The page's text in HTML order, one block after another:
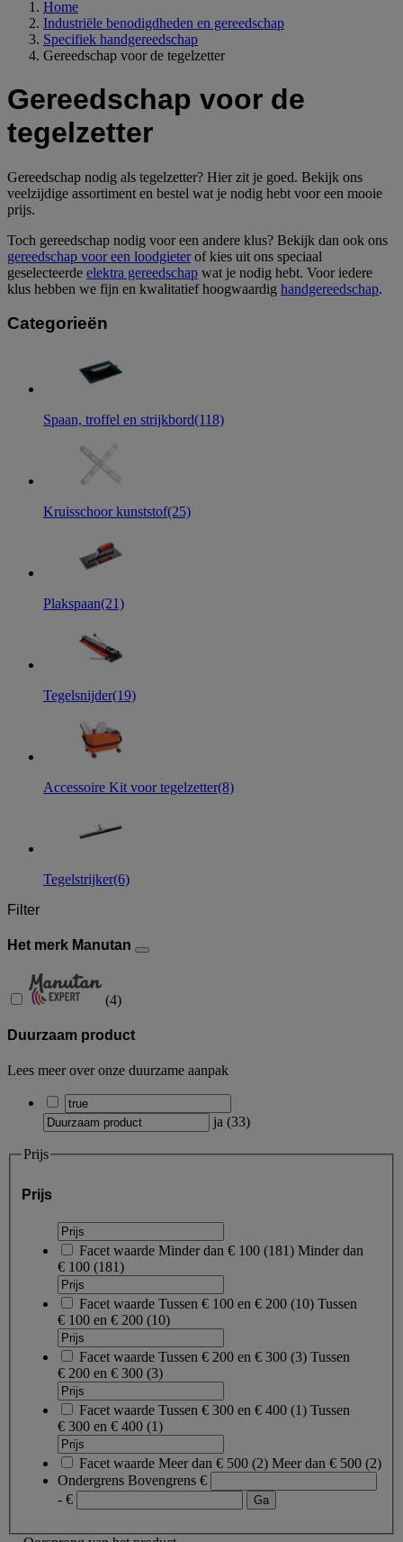
Home
Industriële benodigdheden en gereedschap
Specifiek handgereedschap
Gereedschap voor de tegelzetter
Gereedschap voor de
tegelzetter
Gereedschap nodig als tegelzetter? Hier zit je goed. Bekijk ons
veelzijdige assortiment en bestel wat je nodig hebt voor een mooie
prijs.
Toch gereedschap nodig voor een andere klus? Bekijk dan ook ons
gereedschap voor een loodgieterof kies uit ons speciaal
geselecteerde elektra gereedschap wat je nodig hebt. Voor iedere
klus hebben we fijn en kwalitatief hoogwaardig handgereedschap.
Categorieën
Spaan, troffel en strijkbord(118)
Kruisschoor kunststof(25)
Plakspaan(21)
Tegelsnijder(19)
Accessoire Kit voor tegelzetter(8)
Tegelstrijker(6)
Filter
Het merk Manutan
(4)
Duurzaam product
Lees meer over onze duurzame aanpak
ja (33)
Prijs
Prijs
Facet waarde Minder dan € 100 (181) Minder dan
€ 100 (181)
Facet waarde Tussen € 100 en € 200 (10) Tussen
€ 100 en € 200 (10)
Facet waarde Tussen € 200 en € 300 (3) Tussen
€ 200 en € 300 (3)
Facet waarde Tussen € 300 en € 400 (1) Tussen
€ 300 en € 400 (1)
Facet waarde Meer dan € 500 (2) Meer dan € 500 (2)
Ondergrens Bovengrens €
- €